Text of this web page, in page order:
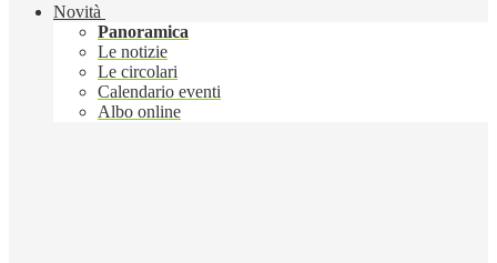
Novità
Panoramica
Le notizie
Le circolari
Calendario eventi
Albo online